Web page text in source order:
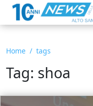
Home tags
Tag: shoa